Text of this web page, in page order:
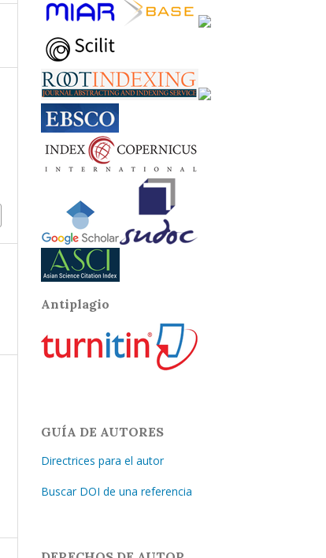
Antiplagio
GUÍA DE AUTORES
Directrices para el autor
Buscar DOI de una referencia